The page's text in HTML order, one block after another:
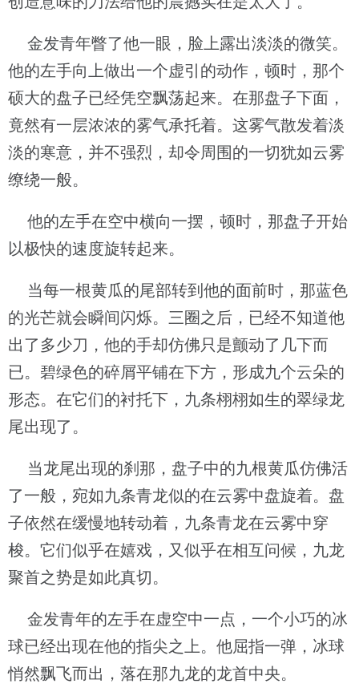
金发青年瞥了他一眼，脸上露出淡淡的微笑。
他的左手向上做出一个虚引的动作，顿时，那个
硕大的盘子已经凭空飘荡起来。在那盘子下面，
竟然有一层浓浓的雾气承托着。这雾气散发着淡
淡的寒意，并不强烈，却令周围的一切犹如云雾
缭绕一般。
他的左手在空中横向一摆，顿时，那盘子开始
以极快的速度旋转起来。
当每一根黄瓜的尾部转到他的面前时，那蓝色
的光芒就会瞬间闪烁。三圈之后，已经不知道他
出了多少刀，他的手却仿佛只是颤动了几下而
已。碧绿色的碎屑平铺在下方，形成九个云朵的
形态。在它们的衬托下，九条栩栩如生的翠绿龙
尾出现了。
当龙尾出现的刹那，盘子中的九根黄瓜仿佛活
了一般，宛如九条青龙似的在云雾中盘旋着。盘
子依然在缓慢地转动着，九条青龙在云雾中穿
梭。它们似乎在嬉戏，又似乎在相互问候，九龙
聚首之势是如此真切。
金发青年的左手在虚空中一点，一个小巧的冰
球已经出现在他的指尖之上。他屈指一弹，冰球
悄然飘飞而出，落在那九龙的龙首中央。